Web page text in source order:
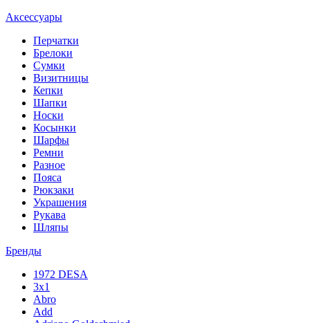
Аксессуары
Перчатки
Брелоки
Сумки
Визитницы
Кепки
Шапки
Носки
Косынки
Шарфы
Ремни
Разное
Пояса
Рюкзаки
Украшения
Рукава
Шляпы
Бренды
1972 DESA
3x1
Abro
Add